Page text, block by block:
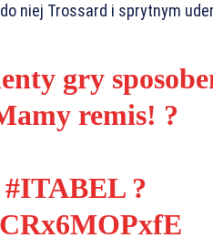
niej Trossard i sprytnym
gry
remis! ?
#ITABEL?